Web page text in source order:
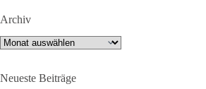
dieBasis meint:
Wer Menschen für politische Interessen
Archiv
Archiv
Neueste Beiträge